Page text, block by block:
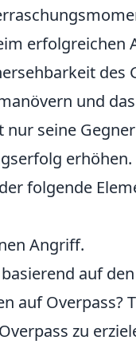
erfolgreichen
des
und
seine
erhöhen.
folgende
Angriff.
auf
auf Overpass?
zu